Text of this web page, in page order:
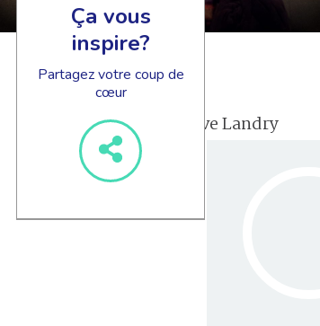
Ça vous
inspire?
Partagez votre coup de
cœur
Ève Landry